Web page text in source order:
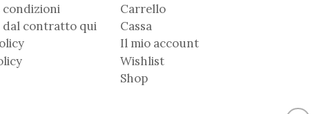
condizioni
dal contratto qui
Carrello
Cassa
Il mio account
Wishlist
Shop